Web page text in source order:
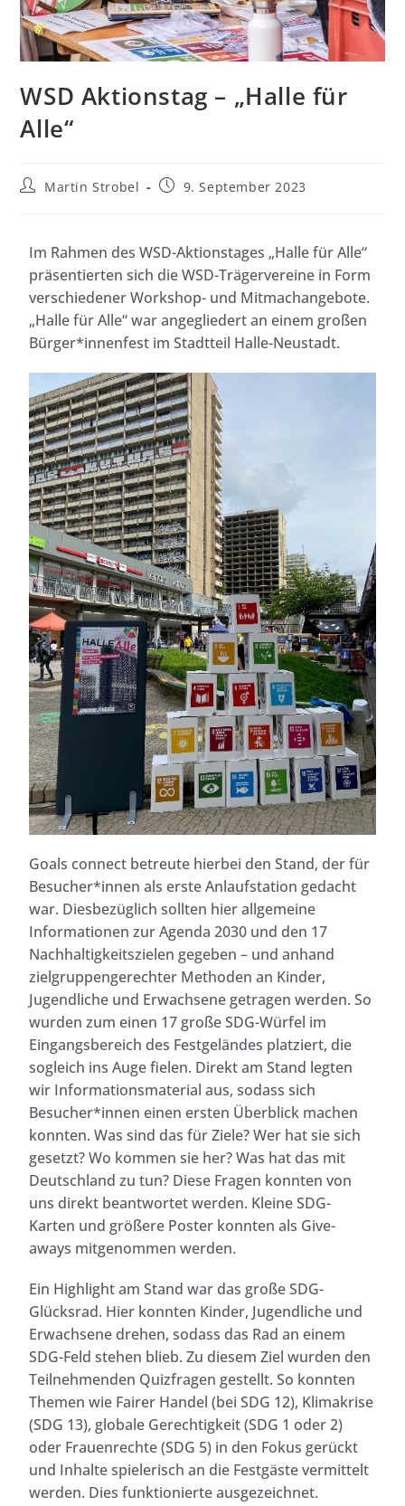
WSD Aktionstag – „Halle für
Alle“
Martin Strobel 9. September 2023
Im Rahmen des WSD-Aktionstages „Halle für Alle“
präsentierten sich die WSD-Trägervereine in Form
verschiedener Workshop- und Mitmachangebote.
„Halle für Alle“ war angegliedert an einem großen
Bürger*innenfest im Stadtteil Halle-Neustadt.
Goals connect betreute hierbei den Stand, der für
Besucher*innen als erste Anlaufstation gedacht
war. Diesbezüglich sollten hier allgemeine
Informationen zur Agenda 2030 und den 17
Nachhaltigkeitszielen gegeben – und anhand
zielgruppengerechter Methoden an Kinder,
Jugendliche und Erwachsene getragen werden. So
wurden zum einen 17 große SDG-Würfel im
Eingangsbereich des Festgeländes platziert, die
sogleich ins Auge fielen. Direkt am Stand legten
wir Informationsmaterial aus, sodass sich
Besucher*innen einen ersten Überblick machen
konnten. Was sind das für Ziele? Wer hat sie sich
gesetzt? Wo kommen sie her? Was hat das mit
Deutschland zu tun? Diese Fragen konnten von
uns direkt beantwortet werden. Kleine SDG-
Karten und größere Poster konnten als Give-
aways mitgenommen werden.
Ein Highlight am Stand war das große SDG-
Glücksrad. Hier konnten Kinder, Jugendliche und
Erwachsene drehen, sodass das Rad an einem
SDG-Feld stehen blieb. Zu diesem Ziel wurden den
Teilnehmenden Quizfragen gestellt. So konnten
Themen wie Fairer Handel (bei SDG 12), Klimakrise
(SDG 13), globale Gerechtigkeit (SDG 1 oder 2)
oder Frauenrechte (SDG 5) in den Fokus gerückt
und Inhalte spielerisch an die Festgäste vermittelt
werden. Dies funktionierte ausgezeichnet.